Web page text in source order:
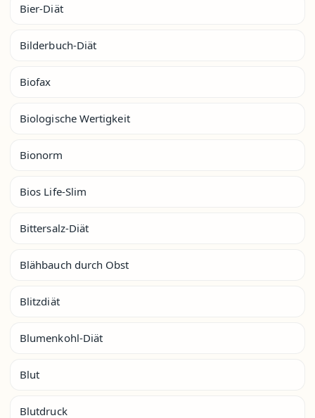
Bier-Diät
Bilderbuch-Diät
Biofax
Biologische Wertigkeit
Bionorm
Bios Life-Slim
Bittersalz-Diät
Blähbauch durch Obst
Blitzdiät
Blumenkohl-Diät
Blut
Blutdruck